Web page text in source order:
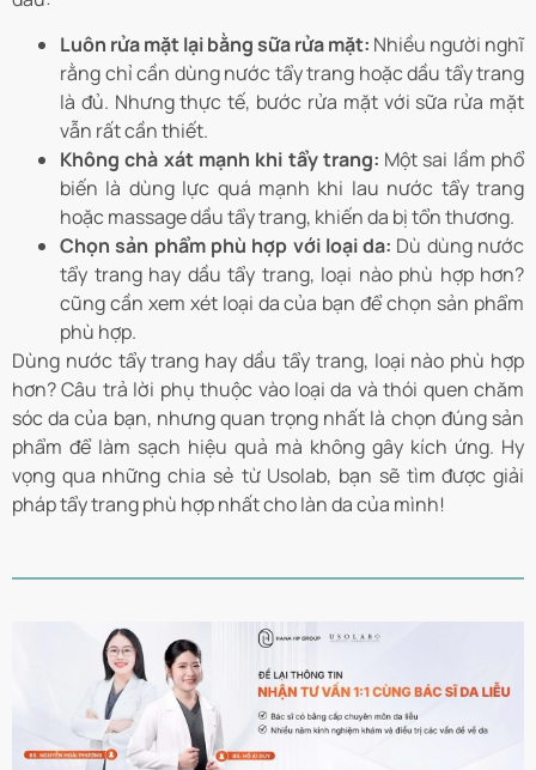
Luôn rửa mặt lại bằng sữa rửa mặt: Nhiều người nghĩ
rằng chỉ cần dùng nước tẩy trang hoặc dầu tẩy trang
là đủ. Nhưng thực tế, bước rửa mặt với sữa rửa mặt
vẫn rất cần thiết.
Không chà xát mạnh khi tẩy trang: Một sai lầm phổ
biến là dùng lực quá mạnh khi lau nước tẩy trang
hoặc massage dầu tẩy trang, khiến da bị tổn thương.
Chọn sản phẩm phù hợp với loại da: Dù dùng nước
tẩy trang hay dầu tẩy trang, loại nào phù hợp hơn?
cũng cần xem xét loại da của bạn để chọn sản phẩm
phù hợp.
Dùng nước tẩy trang hay dầu tẩy trang, loại nào phù hợp
hơn? Câu trả lời phụ thuộc vào loại da và thói quen chăm
sóc da của bạn, nhưng quan trọng nhất là chọn đúng sản
phẩm để làm sạch hiệu quả mà không gây kích ứng. Hy
vọng qua những chia sẻ từ Usolab, bạn sẽ tìm được giải
pháp tẩy trang phù hợp nhất cho làn da của mình!